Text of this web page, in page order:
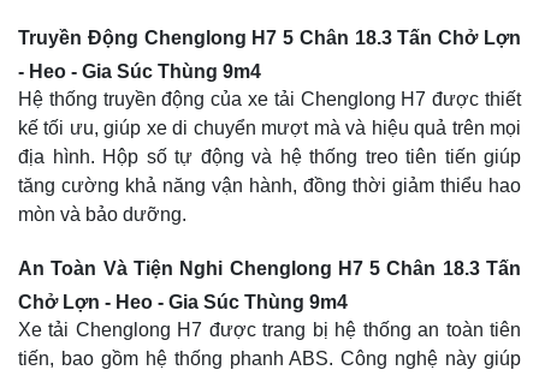
Truyền Động Chenglong H7 5 Chân 18.3 Tấn Chở Lợn
- Heo - Gia Súc Thùng 9m4
Hệ thống truyền động của xe tải Chenglong H7 được thiết
kế tối ưu, giúp xe di chuyển mượt mà và hiệu quả trên mọi
địa hình. Hộp số tự động và hệ thống treo tiên tiến giúp
tăng cường khả năng vận hành, đồng thời giảm thiểu hao
mòn và bảo dưỡng.
An Toàn Và Tiện Nghi Chenglong H7 5 Chân 18.3 Tấn
Chở Lợn - Heo - Gia Súc Thùng 9m4
Xe tải Chenglong H7 được trang bị hệ thống an toàn tiên
tiến, bao gồm hệ thống phanh ABS. Công nghệ này giúp